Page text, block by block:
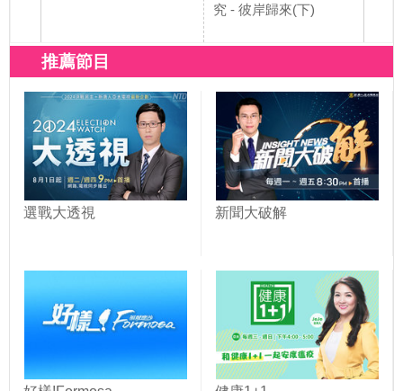
究 - 彼岸歸來(下)
推薦節目
選戰大透視 新聞大破解